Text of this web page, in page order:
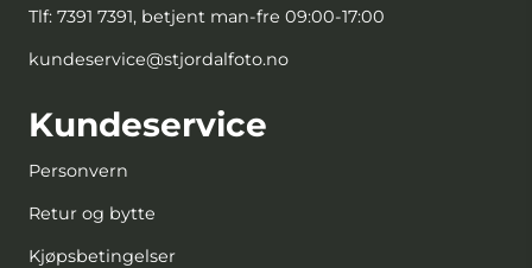
Tlf: 7391 7391, betjent man-fre 09:00-17:00
kundeservice@stjordalfoto.no
Kundeservice
Personvern
Retur og bytte
Kjøpsbetingelser